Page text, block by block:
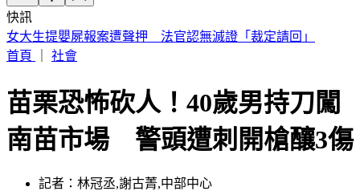
快訊
續任3天赴美遴選 清大校長高為元首發聲致歉
首頁
社會
苗栗恐怖砍人！40歲男持刀闖
南苗市場 警頭遭刺開槍釀3傷
記者：林冠丞,謝古菁,中部中心